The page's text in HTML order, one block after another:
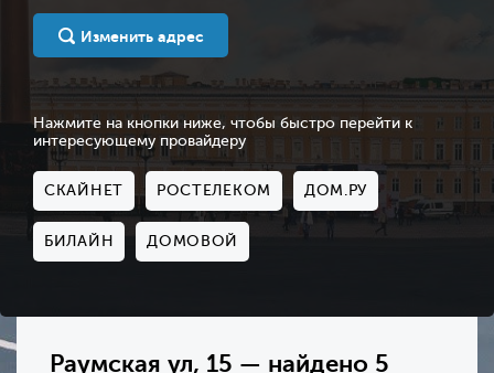
Изменить адрес
Нажмите на кнопки ниже, чтобы быстро перейти к
интересующему провайдеру
СКАЙНЕТ РОСТЕЛЕКОМ ДОМ.РУ
БИЛАЙН ДОМОВОЙ
Раумская ул, 15 — найдено 5